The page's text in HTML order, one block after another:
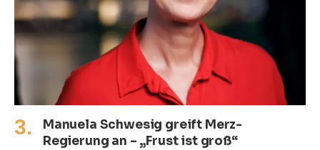
Manuela Schwesig greift Merz-
Regierung an – „Frust ist groß“